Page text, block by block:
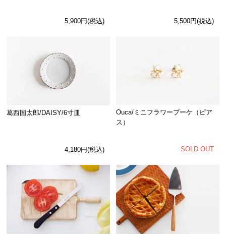
5,900円(税込) 5,500円(税込)
葛西国太郎/DAISY/6寸皿
4,180円(税込)
Ouca/ミニフラワーブーケ（ピア
ス）
SOLD OUT